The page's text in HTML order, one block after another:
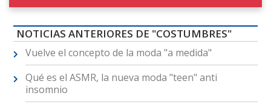
NOTICIAS ANTERIORES DE "COSTUMBRES"
Vuelve el concepto de la moda "a medida"
Qué es el ASMR, la nueva moda "teen" anti
insomnio